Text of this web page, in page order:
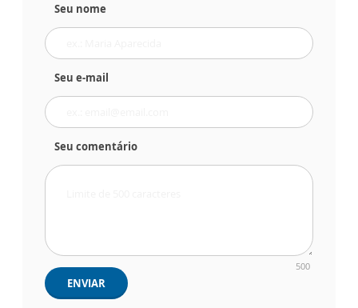
Seu nome
Seu e-mail
Seu comentário
500
ENVIAR